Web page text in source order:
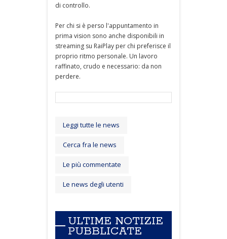
di controllo.
Per chi si è perso l'appuntamento in
prima vision sono anche disponibili in
streaming su RaiPlay per chi preferisce il
proprio ritmo personale. Un lavoro
raffinato, crudo e necessario: da non
perdere.
Leggi tutte le news
Cerca fra le news
Le più commentate
Le news degli utenti
ULTIME NOTIZIE
PUBBLICATE